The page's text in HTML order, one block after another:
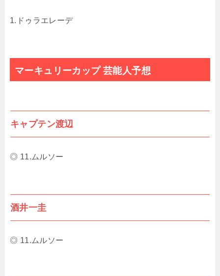
1.ドゥラエレーデ
マーキュリーカップ 芸能人予想
キャプテン渡辺
◎ 11.ムルソー
酒井一圭
◎ 11.ムルソー